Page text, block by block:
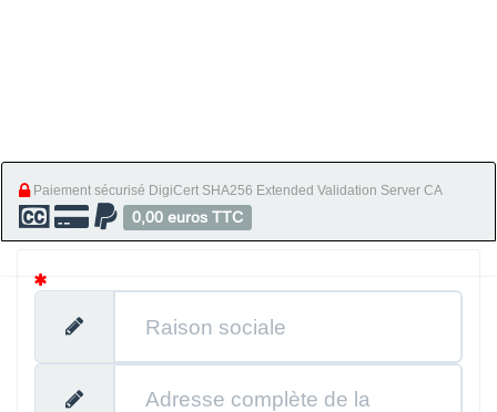
Paiement sécurisé DigiCert SHA256 Extended Validation Server CA
0,00 euros TTC